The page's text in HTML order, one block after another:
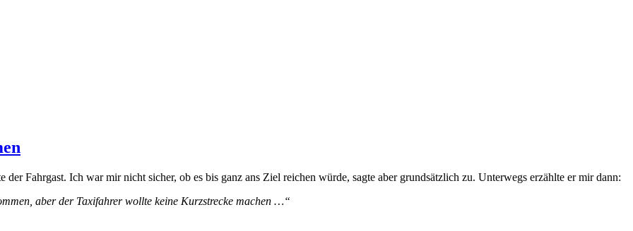
Fahrgast. Ich war mir nicht sicher, ob es bis ganz ans Ziel reichen würde, sagte aber grundsätzlich zu. Unterwegs erzählte er mir dann:
aber der Taxifahrer wollte keine Kurzstrecke machen …“